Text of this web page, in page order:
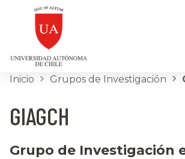
Inicio Grupos de Investigación
GIAGCH
Grupo de Investigación